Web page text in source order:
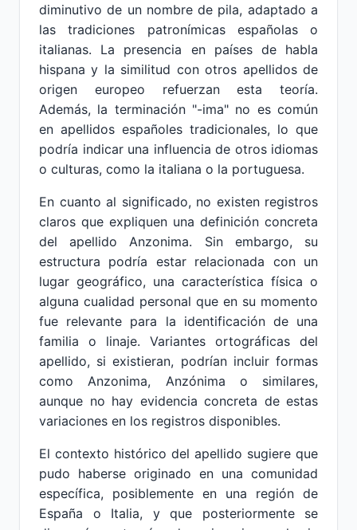
diminutivo de un nombre de pila, adaptado a
las tradiciones patronímicas españolas o
italianas. La presencia en países de habla
hispana y la similitud con otros apellidos de
origen europeo refuerzan esta teoría.
Además, la terminación "-ima" no es común
en apellidos españoles tradicionales, lo que
podría indicar una influencia de otros idiomas
o culturas, como la italiana o la portuguesa.
En cuanto al significado, no existen registros
claros que expliquen una definición concreta
del apellido Anzonima. Sin embargo, su
estructura podría estar relacionada con un
lugar geográfico, una característica física o
alguna cualidad personal que en su momento
fue relevante para la identificación de una
familia o linaje. Variantes ortográficas del
apellido, si existieran, podrían incluir formas
como Anzonima, Anzónima o similares,
aunque no hay evidencia concreta de estas
variaciones en los registros disponibles.
El contexto histórico del apellido sugiere que
pudo haberse originado en una comunidad
específica, posiblemente en una región de
España o Italia, y que posteriormente se